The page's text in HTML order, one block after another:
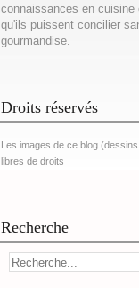
connaissances en cuisine
qu'ils puissent concilier
gourmandise.
Droits réservés
Les images de ce blog
libres de droits
Recherche